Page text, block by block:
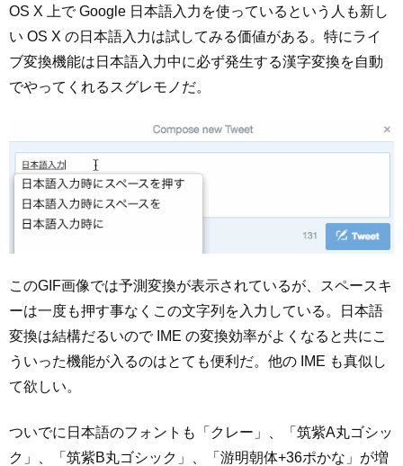
OS X 上で Google 日本語入力を使っているという人も新し
い OS X の日本語入力は試してみる価値がある。特にライ
ブ変換機能は日本語入力中に必ず発生する漢字変換を自動
でやってくれるスグレモノだ。
このGIF画像では予測変換が表示されているが、スペースキ
ーは一度も押す事なくこの文字列を入力している。日本語
変換は結構だるいので IME の変換効率がよくなると共にこ
ういった機能が入るのはとても便利だ。他の IME も真似し
て欲しい。
ついでに日本語のフォントも「クレー」、「筑紫A丸ゴシッ
ク」、「筑紫B丸ゴシック」、「游明朝体+36ポかな」が増